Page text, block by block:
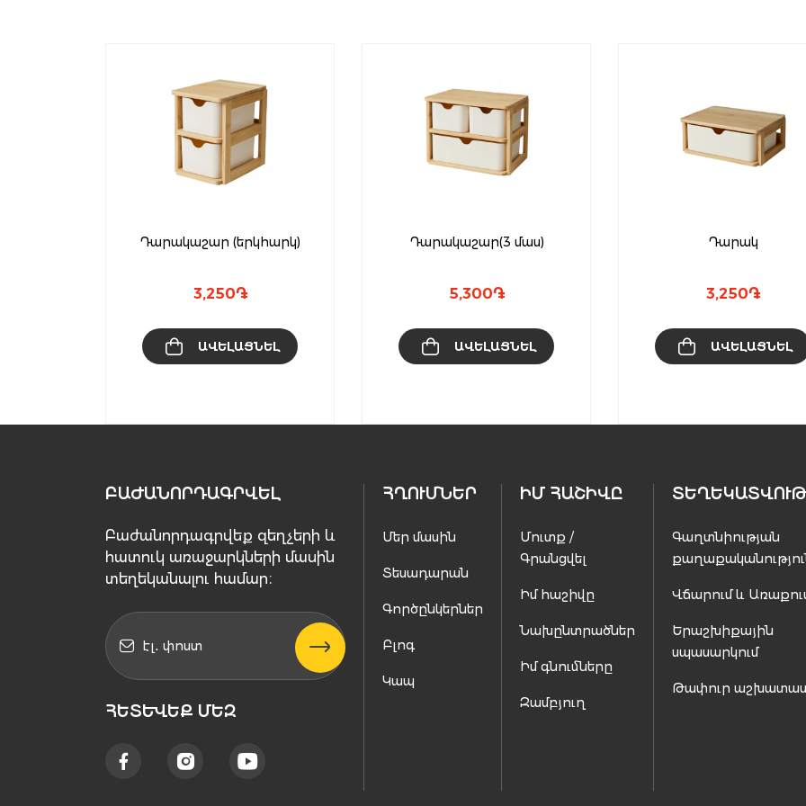
Դարակաշար (երկհարկ)
3,250֏
ԱՎԵԼԱՑՆԵԼ
Դարակաշար(3 մաս)
5,300֏
ԱՎԵԼԱՑՆԵԼ
Դարակ
3,250֏
ԱՎԵԼԱՑՆԵԼ
ԲԱԺԱՆՈՐԴԱԳՐՎԵԼ
Բաժանորդագրվեք զեղչերի և
հատուկ առաջարկների մասին
տեղեկանալու համար։
ՀԵՏԵՒԵՔ ՄԵԶ
ՀՂՈՒՄՆԵՐ
Մեր մասին
Տեսադարան
Գործընկերներ
Բլոգ
Կապ
ԻՄ ՀԱՇԻՎԸ
Մուտք /
Գրանցվել
Իմ հաշիվը
Նախընտրածներ
Իմ գնումները
Զամբյուղ
Գաղտնիության
Վճարում և
Երաշխիքային
սպասարկում
Թափուր